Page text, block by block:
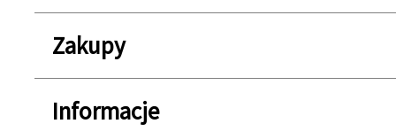
Zakupy
Informacje